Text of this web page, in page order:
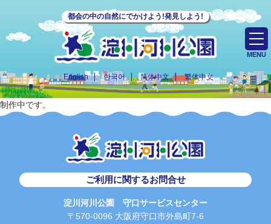
都会の中の自然にでかけよう!発見しよう!
English 한국어 简体中文 繁体中文
MENU
制作中です。
ご利用に関するお問合せ
淀川河川公園 守口サービスセンター
〒570-0096 大阪府守口市外島町7-6